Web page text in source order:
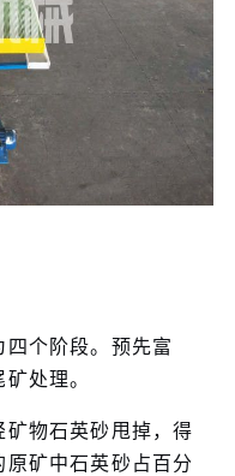
个阶段。预先富
处理。
物石英砂甩掉，得
矿中石英砂占百分